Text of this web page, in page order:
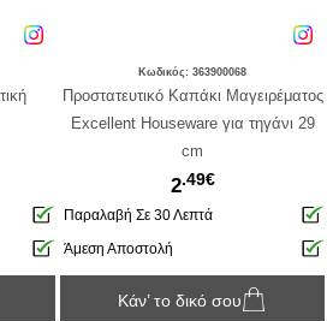
Κωδικός: 363900068
Προστατευτικό Καπάκι Μαγειρέματος
Excellent Houseware για τηγάνι 29
cm
2.49€
Παραλαβή Σε 30 Λεπτά
Άμεση Αποστολή
Κάν’ το δικό σου